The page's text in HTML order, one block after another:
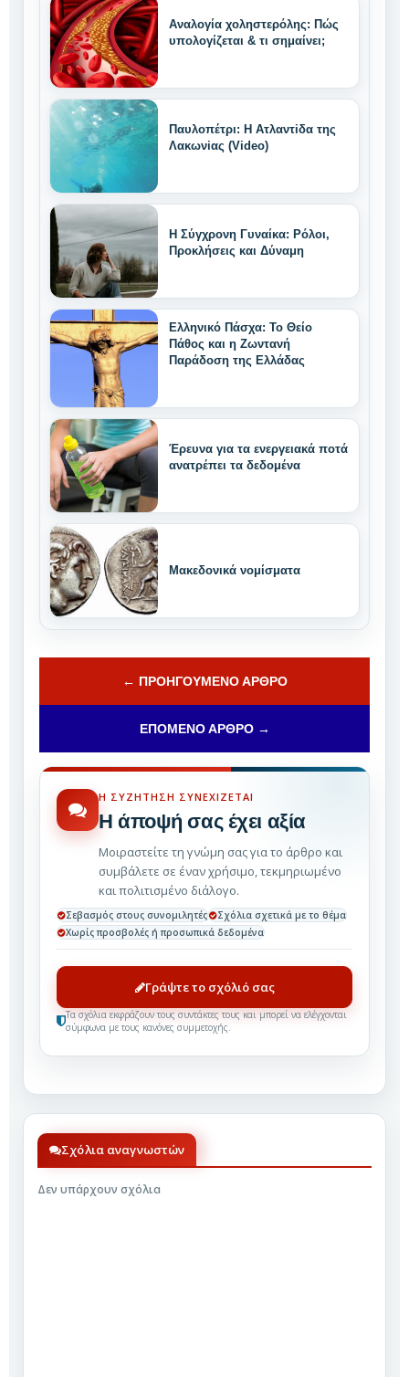
Αναλογία χοληστερόλης: Πώς
υπολογίζεται & τι σημαίνει;
Παυλοπέτρι: Η Ατλαντiδα της
Λακωνiας (Video)
Η Σύγχρονη Γυναίκα: Ρόλοι,
Προκλήσεις και Δύναμη
Ελληνικό Πάσχα: Το Θείο
Πάθος και η Ζωντανή
Παράδοση της Ελλάδας
Έρευνα για τα ενεργειακά ποτά
ανατρέπει τα δεδομένα
Μακεδονικά νομίσματα
← ΠΡΟΗΓΟΎΜΕΝΟ ΆΡΘΡΟ
ΕΠΌΜΕΝΟ ΆΡΘΡΟ →
Η ΣΥΖΉΤΗΣΗ ΣΥΝΕΧΊΖΕΤΑΙ
Η άποψή σας έχει αξία
Μοιραστείτε τη γνώμη σας για το άρθρο και
συμβάλετε σε έναν χρήσιμο, τεκμηριωμένο
και πολιτισμένο διάλογο.
Σεβασμός στους συνομιλητές
Σχόλια σχετικά με το θέμα
Χωρίς προσβολές ή προσωπικά δεδομένα
Γράψτε το σχόλιό σας
Τα σχόλια εκφράζουν τους συντάκτες τους και μπορεί να ελέγχονται
σύμφωνα με τους κανόνες συμμετοχής.
Σχόλια αναγνωστών
Δεν υπάρχουν σχόλια